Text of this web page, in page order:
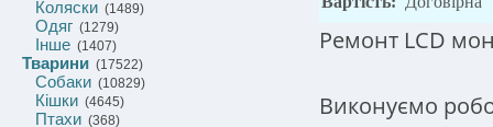
Коляски (1489)
Одяг (1279)
Інше (1407)
Тварини (17522)
Собаки (10829)
Кішки (4645)
Птахи (368)
Ремонт LCD
Виконуємо